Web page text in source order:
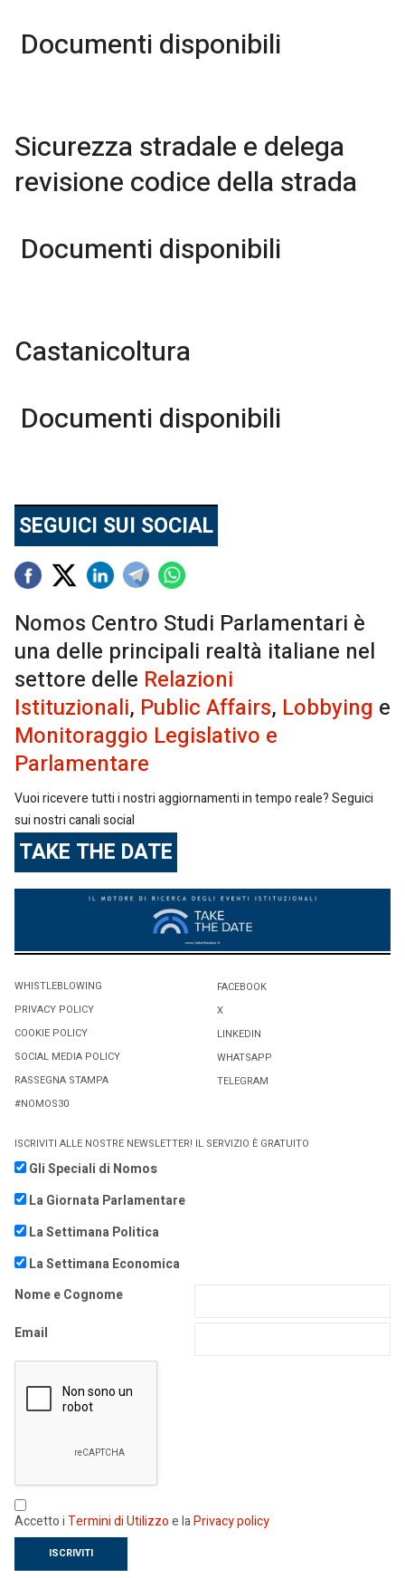
Documenti disponibili
Sicurezza stradale e delega
revisione codice della strada
Documenti disponibili
Castanicoltura
Documenti disponibili
SEGUICI SUI SOCIAL
Nomos Centro Studi Parlamentari è
una delle principali realtà italiane nel
settore delle Relazioni
Istituzionali, Public Affairs, Lobbying e
Monitoraggio Legislativo e
Parlamentare
Vuoi ricevere tutti i nostri aggiornamenti in tempo reale? Seguici
sui nostri canali social
TAKE THE DATE
WHISTLEBLOWING
PRIVACY POLICY
COOKIE POLICY
SOCIAL MEDIA POLICY
RASSEGNA STAMPA
#NOMOS30
FACEBOOK
X
LINKEDIN
WHATSAPP
TELEGRAM
ISCRIVITI ALLE NOSTRE NEWSLETTER! IL SERVIZIO È GRATUITO
Gli Speciali di Nomos
La Giornata Parlamentare
La Settimana Politica
La Settimana Economica
Nome e Cognome
Email
Accetto iTermini di Utilizzoe laPrivacy policy